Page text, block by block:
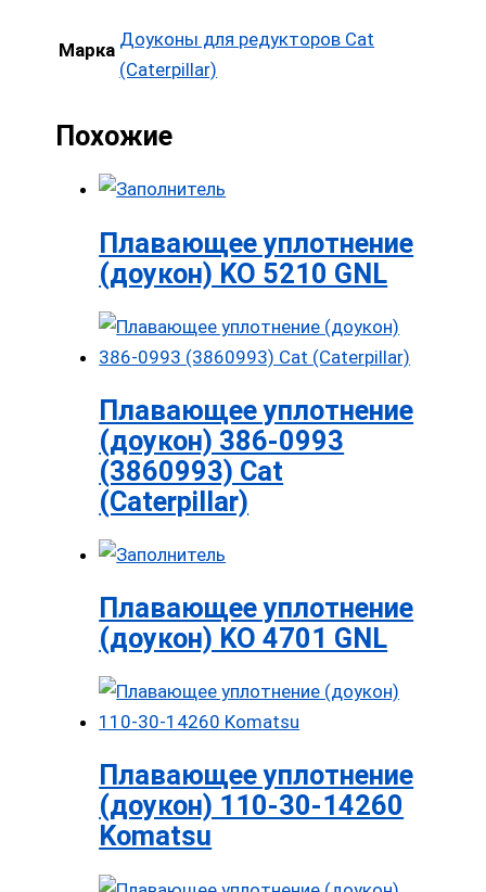
Марка Доуконы для редукторов Cat
(Caterpillar)
Похожие
Плавающее уплотнение
(доукон) KO 5210 GNL
Плавающее уплотнение
(доукон) 386-0993
(3860993) Cat
(Caterpillar)
Плавающее уплотнение
(доукон) KO 4701 GNL
Плавающее уплотнение
(доукон) 110-30-14260
Komatsu